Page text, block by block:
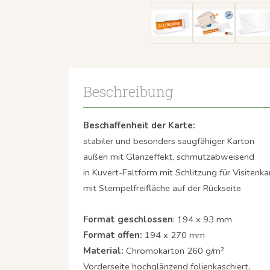
Beschreibung
Beschaffenheit der Karte:
stabiler und besonders saugfähiger Karton
außen mit Glanzeffekt, schmutzabweisend
in Kuvert-Faltform mit Schlitzung für
mit Stempelfreifläche auf der Rückseite
Format geschlossen: 194 x 93 mm
Format offen: 194 x 270 mm
Material: Chromokarton 260 g/m²
Vorderseite hochglänzend folienkaschiert,